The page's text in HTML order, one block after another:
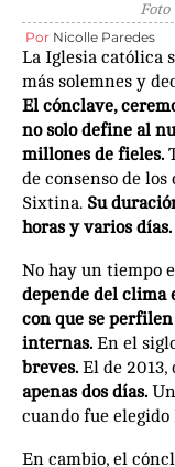
Foto
Por Nicolle Paredes
La Iglesia católica
más solemnes y
El cónclave,
no solo define al
millones de fieles.
de consenso de
Sixtina. Su
horas y varios días.
No hay un tiempo
depende del clima
con que se
internas. En el
breves. El de 2013,
apenas dos días.
cuando fue
En cambio, el